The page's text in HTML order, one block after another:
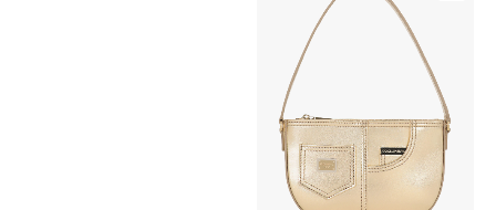
الموسم الجديد
الحقائب النسائية
أحذية النسائية